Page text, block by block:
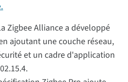
Zigbee Alliance a développé
ajoutant une couche réseau,
et un cadre d'application